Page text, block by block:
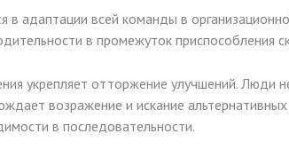
в адаптации всей команды в
в промежуток приспособления
укрепляет отторжение улучшений.
возражение и искание
в последовательности.